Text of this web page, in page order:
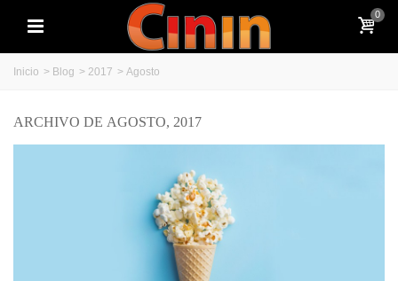
0
Inicio > Blog > 2017 > Agosto
ARCHIVO DE AGOSTO, 2017